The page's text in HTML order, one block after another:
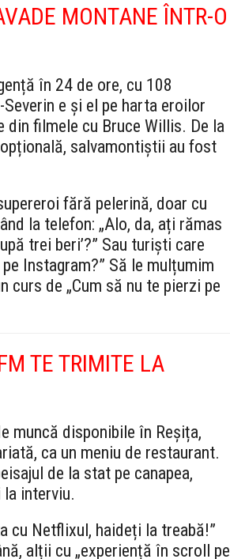
MONTANE ÎNTR-O
în 24 de ore, cu 108
e și el pe harta eroilor
din filmele cu Bruce Willis. De la
salvamontiștii au fost
fără pelerină, doar cu
la telefon: „Alo, da, ați rămas
trei beri’?” Sau turiști care
Instagram?” Să le mulțumim
de „Cum să nu te pierzi pe
TE TRIMITE LA
muncă disponibile în Reșița,
ca un meniu de restaurant.
de la stat pe canapea,
interviu.
cu Netflixul, haideți la treabă!”
alții cu „experiență în scroll pe